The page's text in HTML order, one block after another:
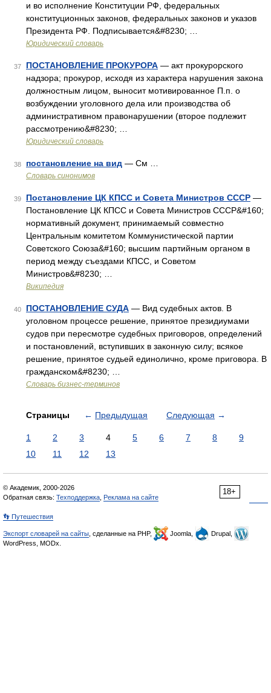
и во исполнение Конституции РФ, федеральных
конституционных законов, федеральных законов и указов
Президента РФ. Подписывается&#8230; …
Юридический словарь
37 ПОСТАНОВЛЕНИЕ ПРОКУРОРА — акт прокурорского
надзора; прокурор, исходя из характера нарушения закона
должностным лицом, выносит мотивированное П.п. о
возбуждении уголовного дела или производства об
административном правонарушении (второе подлежит
рассмотрению&#8230; …
Юридический словарь
38 постановление на вид — См …
Словарь синонимов
39 Постановление ЦК КПСС и Совета Министров СССР —
Постановление ЦК КПСС и Совета Министров СССР&#160;
нормативный документ, принимаемый совместно
Центральным комитетом Коммунистической партии
Советского Союза&#160; высшим партийным органом в
период между съездами КПСС, и Советом
Министров&#8230; …
Википедия
40 ПОСТАНОВЛЕНИЕ СУДА — Вид судебных актов. В
уголовном процессе решение, принятое президиумами
судов при пересмотре судебных приговоров, определений
и постановлений, вступивших в законную силу; всякое
решение, принятое судьей единолично, кроме приговора. В
гражданском&#8230; …
Словарь бизнес-терминов
Страницы ← Предыдущая Следующая →
1 2 3 4 5 6 7 8
9
10
11 12 13
18+
© Академик, 2000-2026
Обратная связь: Техподдержка Реклама на сайте
👣 Путешествия
Экспорт словарей на сайты , сделанные на PHP, Joomla,
Drupal,
WordPress, MODx.